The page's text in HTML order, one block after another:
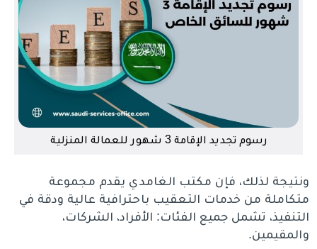
رسوم تجديد الإقامة 3 شهور للعمالة المنزلية
ونتيجة لذلك، فإن مكتب الغامدي يقدم مجموعة
متكاملة من خدمات التعقيب باحترافية عالية ودقة في
التنفيذ، تشمل جميع الفئات: الأفراد، الشركات،
والمقيمين.